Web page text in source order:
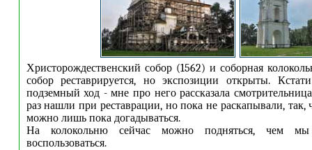
Христорождественский собор (1562) и соборная
собор реставрируется, но экспозиции открыты.
подземный ход - мне про него рассказала
раз нашли при реставрации, но пока не раскапывали, так,
можно лишь пока догадываться.
На колокольню сейчас можно подняться, чем
воспользоваться.